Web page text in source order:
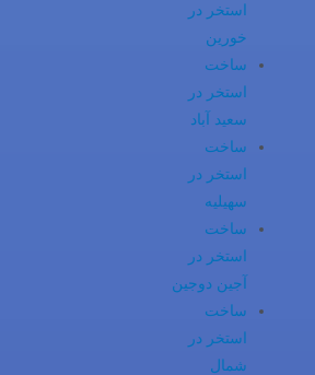
استخر در
خورین
ساخت
استخر در
سعید آباد
ساخت
استخر در
سهیلیه
ساخت
استخر در
آجین دوجین
ساخت
استخر در
شمال